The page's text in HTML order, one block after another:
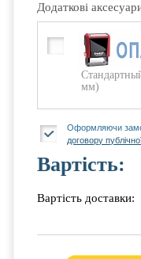
Автоматична оснастка
У цій
Додаткові
мм)
Оформляючи
договору
Вартість:
Вартість доставки: